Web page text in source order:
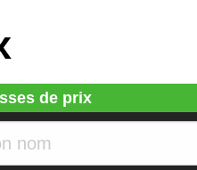
de prix